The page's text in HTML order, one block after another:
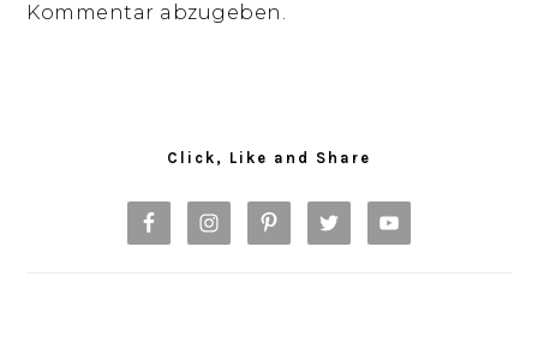
Kommentar abzugeben.
Click, Like and Share